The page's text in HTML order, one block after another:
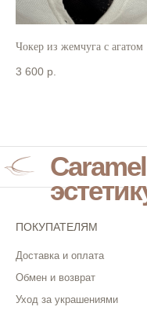
Чокер из жемчуга с агатом
3 600 р.
ПОКУПАТЕЛЯМ
Доставка и оплата
Обмен и возврат
Уход за украшениями